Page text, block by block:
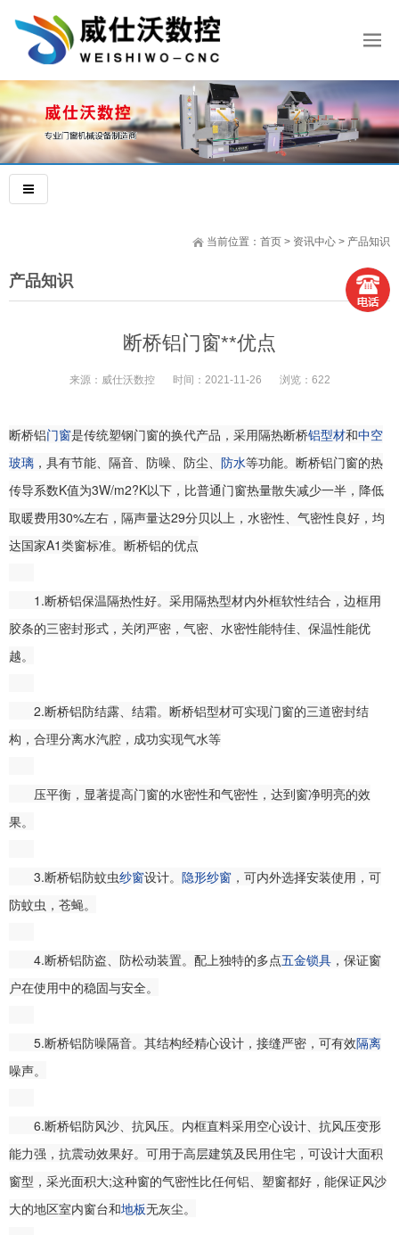
当前位置： 首页 > 资讯中心 > 产品知识
产品知识
断桥铝门窗**优点
来源： 威仕沃数控 时间： 2021-11-26 浏览： 622
断桥铝门窗是传统塑钢门窗的换代产品，采用隔热断桥铝型材和中空
玻璃 ，具有节能、隔音、防噪、防尘、 防水等功能。断桥铝门窗的热
传导系数K值为3W/m2?K以下，比普通门窗热量散失减少一半，降低
取暖费用30%左右，隔声量达29分贝以上，水密性、气密性良好，均
达国家A1类窗标准。断桥铝的优点
1.断桥铝保温隔热性好。采用隔热型材内外框软性结合，边框用
胶条的三密封形式，关闭严密，气密、水密性能特佳、保温性能优
越。
2.断桥铝防结露、结霜。断桥铝型材可实现门窗的三道密封结
构，合理分离水汽腔，成功实现气水等
压平衡，显著提高门窗的水密性和气密性，达到窗净明亮的效
果。
3.断桥铝防蚊虫纱窗设计。 隐形纱窗 ，可内外选择安装使用，可
防蚊虫，苍蝇。
4.断桥铝防盗、防松动装置。配上独特的多点五金锁具 ，保证窗
户在使用中的稳固与安全。
5.断桥铝防噪隔音。其结构经精心设计，接缝严密，可有效隔离
噪声。
6.断桥铝防风沙、抗风压。内框直料采用空心设计、抗风压变形
能力强，抗震动效果好。可用于高层建筑及民用住宅，可设计大面积
窗型，采光面积大;这种窗的气密性比任何铝、塑窗都好，能保证风沙
大的地区室内窗台和地板无灰尘。